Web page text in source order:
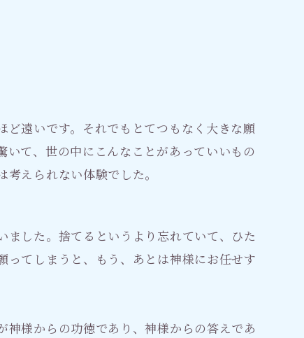
遠いです。それでもとてつもなく大きな願
て、世の中にこんなことがあっていいもの
えられない体験でした。
した。捨てるというより忘れていて、ひた
てしまうと、もう、あとは神様にお任せす
様からの功徳であり、神様からの答えであ